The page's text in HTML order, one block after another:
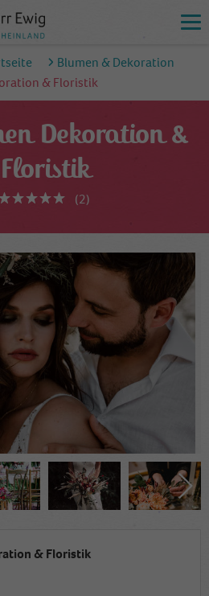
Blumen & Dekoration
& Floristik
Dekoration &
Floristik
(2)
& Floristik